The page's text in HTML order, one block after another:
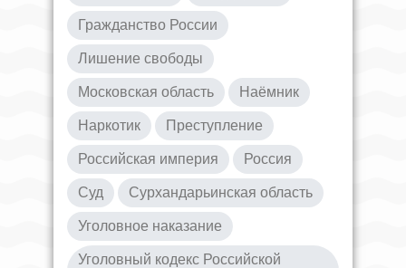
Гражданство России
Лишение свободы
Московская область Наёмник
Наркотик Преступление
Российская империя Россия
Суд Сурхандарьинская область
Уголовное наказание
Уголовный кодекс Российской